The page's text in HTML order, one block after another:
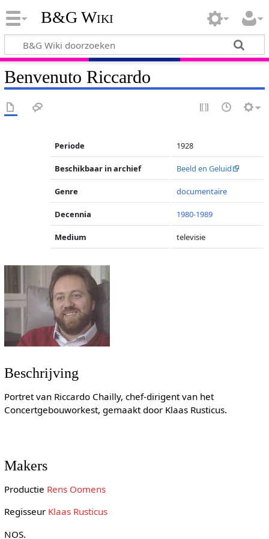
B&G Wiki
Benvenuto Riccardo
Periode 1928
Beschikbaar in archief Beeld en Geluid
Genre documentaire
Decennia 1980-1989
Medium televisie
Beschrijving
Portret van Riccardo Chailly, chef-dirigent van het
Concertgebouworkest, gemaakt door Klaas Rusticus.
Makers
Productie Rens Oomens
Regisseur Klaas Rusticus
NOS.